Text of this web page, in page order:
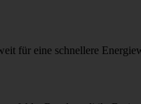
für eine schnellere